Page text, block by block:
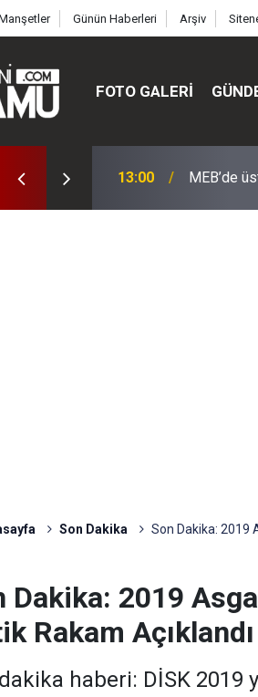
Günün Haberleri Arşiv
FOTO GALERI
kapatıldı 13:00 MEB’de
Son Dakika Son Dakika: 2019
Dakika: 2019
Rakam Açıklandı
haberi: DİSK 2019